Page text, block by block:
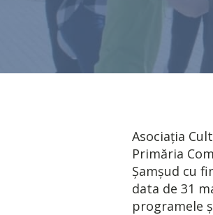
Asociaţia
Primăria
Șamșud cu
data de 31
programele